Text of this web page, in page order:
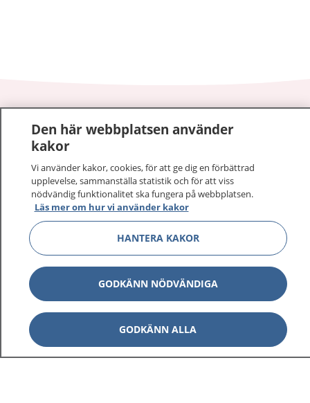
1177–tryggt om din hälsa och vård
På 1177.se får du råd om hälsa och information om
sjukdomar och vilka mottagningar du kan kontakta.
Logga in för att läsa din journal och göra dina
vårdärenden. Ring telefonnummer 1177 för
sjukvårdsrådgivning dygnet runt.
1177 ger dig råd när du vill må bättre.
1177 på flera språk Visa
Om 1177 Visa
Den här webbplatsen använder
kakor
Vi använder kakor, cookies, för att ge dig en förbättrad
upplevelse, sammanställa statistik och för att viss
nödvändig funktionalitet ska fungera på webbplatsen.
Läs mer om hur vi använder kakor
HANTERA KAKOR
GODKÄNN NÖDVÄNDIGA
GODKÄNN ALLA